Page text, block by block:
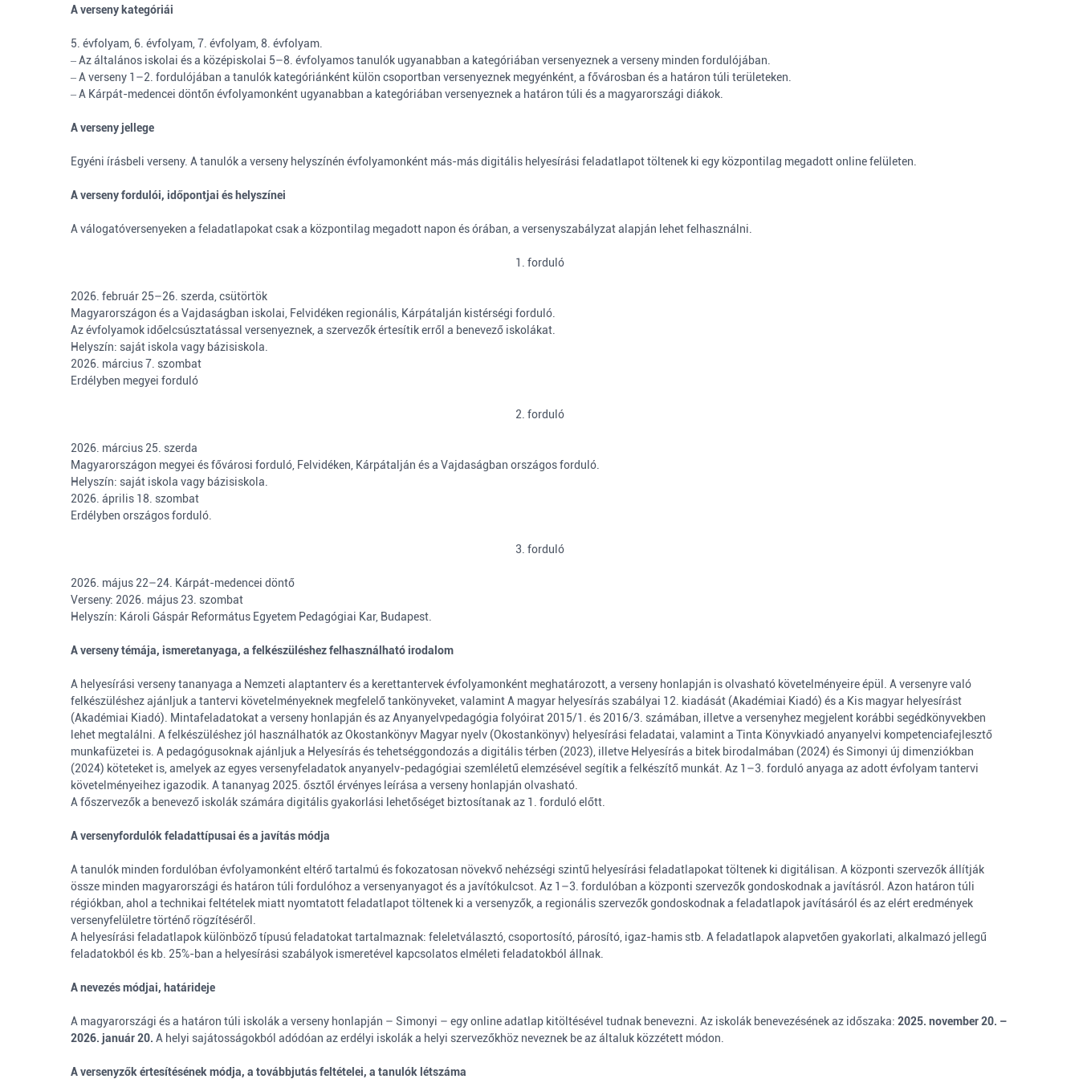
A verseny kategóriái
5. évfolyam, 6. évfolyam, 7. évfolyam, 8. évfolyam.
‒ Az általános iskolai és a középiskolai 5–8. évfolyamos tanulók ugyanabban a kategóriában versenyeznek a verseny minden fordulójában.
‒ A verseny 1–2. fordulójában a tanulók kategóriánként külön csoportban versenyeznek megyénként, a fővárosban és a határon túli területeken.
‒ A Kárpát-medencei döntőn évfolyamonként ugyanabban a kategóriában versenyeznek a határon túli és a magyarországi diákok.
A verseny jellege
Egyéni írásbeli verseny. A tanulók a verseny helyszínén évfolyamonként más-más digitális helyesírási feladatlapot töltenek ki egy központilag megadott online felületen.
A verseny fordulói, időpontjai és helyszínei
A válogatóversenyeken a feladatlapokat csak a központilag megadott napon és órában, a versenyszabályzat alapján lehet felhasználni.
1. forduló
2026. február 25–26. szerda, csütörtök
Magyarországon és a Vajdaságban iskolai, Felvidéken regionális, Kárpátalján kistérségi forduló.
Az évfolyamok időelcsúsztatással versenyeznek, a szervezők értesítik erről a benevező iskolákat.
Helyszín: saját iskola vagy bázisiskola.
2026. március 7. szombat
Erdélyben megyei forduló
2. forduló
2026. március 25. szerda
Magyarországon megyei és fővárosi forduló, Felvidéken, Kárpátalján és a Vajdaságban országos forduló.
Helyszín: saját iskola vagy bázisiskola.
2026. április 18. szombat
Erdélyben országos forduló.
3. forduló
2026. május 22–24. Kárpát-medencei döntő
Verseny: 2026. május 23. szombat
Helyszín: Károli Gáspár Református Egyetem Pedagógiai Kar, Budapest.
A verseny témája, ismeretanyaga, a felkészüléshez felhasználható irodalom
A helyesírási verseny tananyaga a Nemzeti alaptanterv és a kerettantervek évfolyamonként meghatározott, a verseny honlapján is olvasható követelményeire épül. A versenyre való
felkészüléshez ajánljuk a tantervi követelményeknek megfelelő tankönyveket, valamint A magyar helyesírás szabályai 12. kiadását (Akadémiai Kiadó) és a Kis magyar helyesírást
(Akadémiai Kiadó). Mintafeladatokat a verseny honlapján és az Anyanyelvpedagógia folyóirat 2015/1. és 2016/3. számában, illetve a versenyhez megjelent korábbi segédkönyvekben
lehet megtalálni. A felkészüléshez jól használhatók az Okostankönyv Magyar nyelv (Okostankönyv) helyesírási feladatai, valamint a Tinta Könyvkiadó anyanyelvi kompetenciafejlesztő
munkafüzetei is. A pedagógusoknak ajánljuk a Helyesírás és tehetséggondozás a digitális térben (2023), illetve Helyesírás a bitek birodalmában (2024) és Simonyi új dimenziókban
(2024) köteteket is, amelyek az egyes versenyfeladatok anyanyelv-pedagógiai szemléletű elemzésével segítik a felkészítő munkát. Az 1–3. forduló anyaga az adott évfolyam tantervi
követelményeihez igazodik. A tananyag 2025. ősztől érvényes leírása a verseny honlapján olvasható.
A főszervezők a benevező iskolák számára digitális gyakorlási lehetőséget biztosítanak az 1. forduló előtt.
A versenyfordulók feladattípusai és a javítás módja
A tanulók minden fordulóban évfolyamonként eltérő tartalmú és fokozatosan növekvő nehézségi szintű helyesírási feladatlapokat töltenek ki digitálisan. A központi szervezők állítják
össze minden magyarországi és határon túli fordulóhoz a versenyanyagot és a javítókulcsot. Az 1–3. fordulóban a központi szervezők gondoskodnak a javításról. Azon határon túli
régiókban, ahol a technikai feltételek miatt nyomtatott feladatlapot töltenek ki a versenyzők, a regionális szervezők gondoskodnak a feladatlapok javításáról és az elért eredmények
versenyfelületre történő rögzítéséről.
A helyesírási feladatlapok különböző típusú feladatokat tartalmaznak: feleletválasztó, csoportosító, párosító, igaz-hamis stb. A feladatlapok alapvetően gyakorlati, alkalmazó jellegű
feladatokból és kb. 25%-ban a helyesírási szabályok ismeretével kapcsolatos elméleti feladatokból állnak.
A nevezés módjai, határideje
A magyarországi és a határon túli iskolák a verseny honlapján – Simonyi – egy online adatlap kitöltésével tudnak benevezni. Az iskolák benevezésének az időszaka: 2025. november 20. –
2026. január 20. A helyi sajátosságokból adódóan az erdélyi iskolák a helyi szervezőkhöz neveznek be az általuk közzétett módon.
A versenyzők értesítésének módja, a továbbjutás feltételei, a tanulók létszáma